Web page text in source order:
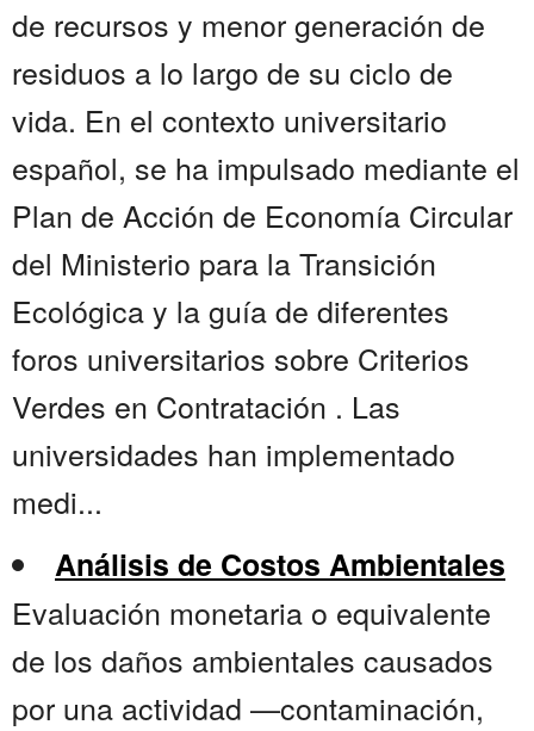
de recursos y menor generación de
residuos a lo largo de su ciclo de
vida. En el contexto universitario
español, se ha impulsado mediante el
Plan de Acción de Economía Circular
del Ministerio para la Transición
Ecológica y la guía de diferentes
foros universitarios sobre Criterios
Verdes en Contratación . Las
universidades han implementado
medi...
Análisis de Costos Ambientales
Evaluación monetaria o equivalente
de los daños ambientales causados
por una actividad —contaminación,